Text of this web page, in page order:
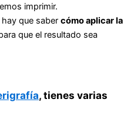
imprimir.
que saber cómo aplicar la
que el resultado sea
, tienes varias